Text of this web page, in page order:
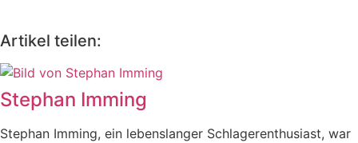
Artikel teilen:
Stephan Imming
Stephan Imming, ein lebenslanger Schlagerenthusiast, war